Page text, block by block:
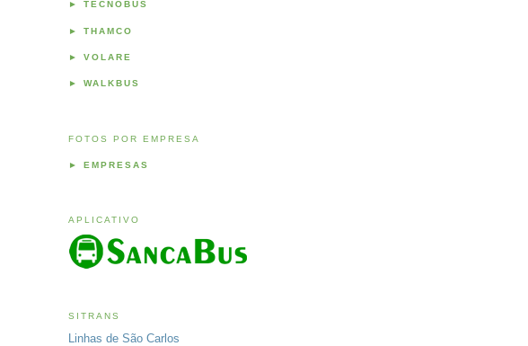
► TECNOBUS
► THAMCO
► VOLARE
► WALKBUS
FOTOS POR EMPRESA
► EMPRESAS
APLICATIVO
SITRANS
Linhas de São Carlos